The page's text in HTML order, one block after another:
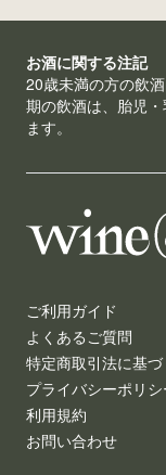
お酒に関する注記
20歳未満の方の飲
期の飲酒は、胎児
ます。
ご利用ガイド
よくあるご質問
特定商取引法に基
プライバシーポリシ
利用規約
お問い合わせ